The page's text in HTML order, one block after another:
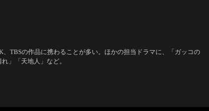
TBSの作品に携わることが多い。ほかの担当ドラマに、「ガッコの
」「天地人」など。